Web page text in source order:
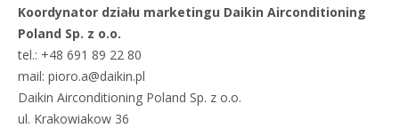
Koordynator działu marketingu Daikin Airconditioning
Poland Sp. z o.o.
tel.: +48 691 89 22 80
mail: pioro.a@daikin.pl
Daikin Airconditioning Poland Sp. z o.o.
ul. Krakowiakow 36